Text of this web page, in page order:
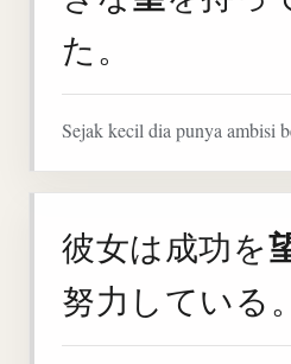
た。
Sejak kecil dia punya ambisi
彼女は成功を
努力している。